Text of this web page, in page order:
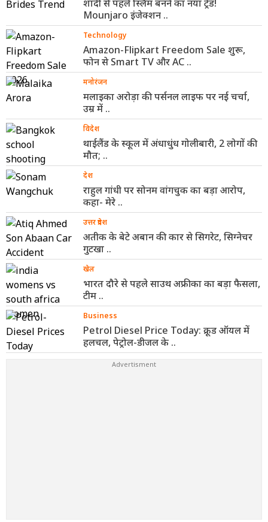
शादी से पहले स्लिम बनने का नया ट्रेंड!
Mounjaro इंजेक्शन ..
Technology
Amazon-Flipkart Freedom Sale शुरू,
फोन से Smart TV और AC ..
मनोरंजन
मलाइका अरोड़ा की पर्सनल लाइफ पर नई चर्चा,
उम्र में ..
विदेश
थाईलैंड के स्कूल में अंधाधुंध गोलीबारी, 2 लोगों की
मौत; ..
देश
राहुल गांधी पर सोनम वांगचुक का बड़ा आरोप,
कहा- मेरे ..
उत्तर प्रदेश
अतीक के बेटे अबान की कार से सिगरेट, सिग्नेचर
गुटखा ..
खेल
भारत दौरे से पहले साउथ अफ्रीका का बड़ा फैसला,
टीम ..
Business
Petrol Diesel Price Today: क्रूड ऑयल में
हलचल, पेट्रोल-डीजल के ..